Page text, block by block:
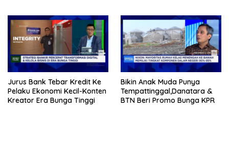
Jurus Bank Tebar Kredit Ke
Pelaku Ekonomi Kecil-Konten
Kreator Era Bunga Tinggi
Bikin Anak Muda Punya
Tempattinggal,Danatara &
BTN Beri Promo Bunga KPR